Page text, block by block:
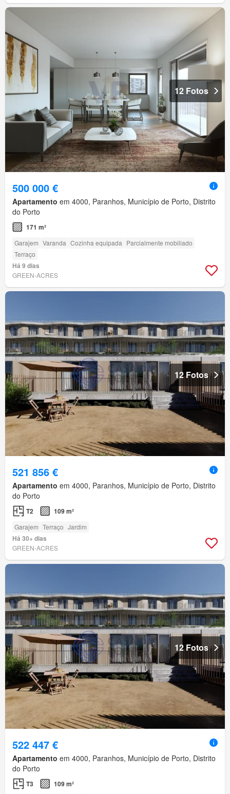
12 Fotos
500 000 €
Apartamento em 4000, Paranhos, Município de Porto, Distrito
do Porto
171 m²
Garajem Varanda Cozinha equipada Parcialmente mobiliado
Terraço
Há 9 dias
GREEN-ACRES
12 Fotos
521 856 €
Apartamento em 4000, Paranhos, Município de Porto, Distrito
do Porto
T2 109 m²
Garajem Terraço Jardim
Há 30+ dias
GREEN-ACRES
12 Fotos
522 447 €
Apartamento em 4000, Paranhos, Município de Porto, Distrito
do Porto
T3 109 m²